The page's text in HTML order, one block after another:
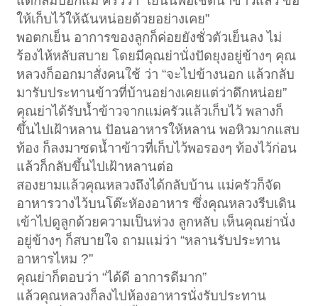
ให้เก็บไว้ให้ฉันหน่อยด้วยอย่างเคย”
พอตกเย็น อาการของลูกก็ค่อยยังชั่วตัวเย็นลง ไม่
ร้องไห้หลับสบาย โดยมีคุณย่านั่งปัดยุงอยู่ข้างๆ คุณ
หลวงก็ออกมาสั่งคนใช้ ว่า “จะไปข้างนอก แล้วกลับ
มารับประทานข้าวที่บ้านอย่างเคยแต่ว่าดึกหน่อย”
คุณย่าได้รับน้ำข้าวจากแม่ครัวแล้วเก็บไว้ พลางก็
ขึ้นไปเฝ้าหลาน ปัอนอาหารให้หลาน พอหิวมากแสบ
ท้อง ก็ลงมาซดน้ำาข้าวที่เก็บไว้พอรองๆ ท้องไว้ก่อน
แล้วก็กลับขึ้นไปเฝ้าหลานต่อ
สองยามแล้วคุณหลวงถึงได้กลับบ้าน แม่ครัวก็จัด
อาหารวางไว้บนโต๊ะหัองอาหาร ซึ่งคุณหลวงรีบเดิน
เข้าไปดูลูกด้วยความเป็นห่วง ลูกหลับ เห็นคุณย่านั่ง
อยู่ข้างๆ ก็สบายใจ ถามแม่ว่า “หลานรับประทาน
อาหารไหม ?”
คุณย่าก็ตอบว่า “ได้ดี อาการดีมาก”
แล้วคุณหลวงก็ลงไปห้องอาหารนั่งรับประทาน